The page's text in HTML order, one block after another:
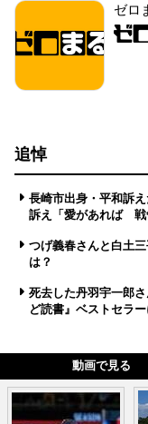
ゼロ
追悼
長崎市出身・平和訴
訴え「愛があれば 戦
つげ義春さんと白土
は？
死去した丹羽宇一郎
ど読書』ベストセラー
動画で見る